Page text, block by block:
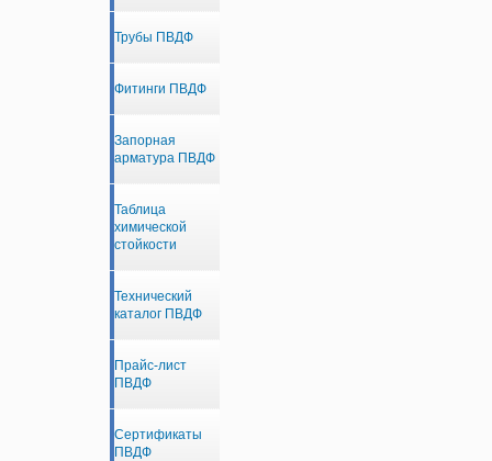
Трубы ПВДФ
Фитинги ПВДФ
Запорная
арматура ПВДФ
Таблица
химической
стойкости
Технический
каталог ПВДФ
Прайс-лист
ПВДФ
Сертификаты
ПВДФ